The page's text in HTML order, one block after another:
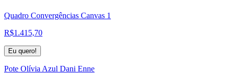
Quadro Convergências Canvas 1
R$1.415,70
Eu quero!
Pote Olívia Azul Dani Enne